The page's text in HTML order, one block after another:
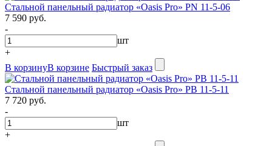
Стальной панельный радиатор «Oasis Pro» PN 11-5-06
7 590 руб.
-
шт
+
В корзинуВ корзине Быстрый заказ
Стальной панельный радиатор «Oasis Pro» PB 11-5-11
7 720 руб.
-
шт
+